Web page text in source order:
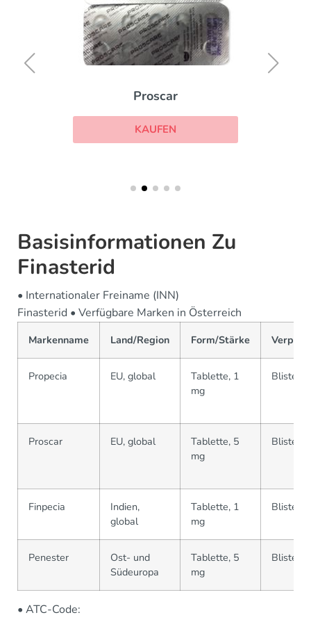
Proscar
KAUFEN
Basisinformationen Zu
Finasterid
• Internationaler Freiname (INN)
Finasterid • Verfügbare Marken in Österreich
Markenname Land/Region Form/Stärke
Propecia EU, global
Tablette, 1
mg
Blister
Proscar EU, global
Tablette, 5
mg
Blister
Finpecia
Indien,
global
Tablette, 1
mg
Blister
Penester
Ost- und
Südeuropa
Tablette, 5
mg
Blister
• ATC-Code: